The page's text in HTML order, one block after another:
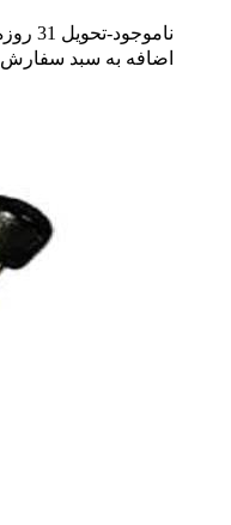
ناموجود-تحویل 31 روزه
اضافه به سبد سفارش